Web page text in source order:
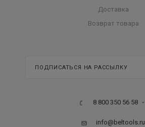
Доставка
Возврат товара
ПОДПИСАТЬСЯ НА РАССЫЛКУ
8 800 350 56 58
info@beltools.ru